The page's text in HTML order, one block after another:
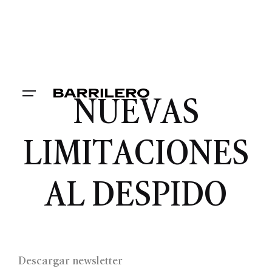
NUEVAS
LIMITACIONES
AL DESPIDO
Descargar newsletter